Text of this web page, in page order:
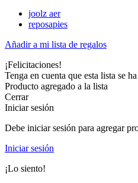
joolz aer
reposapies
Añadir a mi lista de regalos
¡Felicitaciones!
Tenga en cuenta que esta lista se
Producto agregado a la lista
Cerrar
Iniciar sesión
Debe iniciar sesión para agregar
Iniciar sesión
¡Lo siento!